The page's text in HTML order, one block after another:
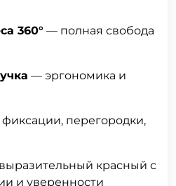
360° — полная свобода
— эргономика и
перегородки,
красный с
и уверенности